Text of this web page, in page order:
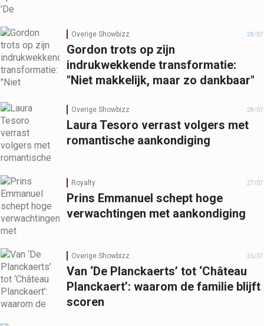
Overige Showbizz 28/07
Gordon trots op zijn
indrukwekkende transformatie:
"Niet makkelijk, maar zo dankbaar"
Overige Showbizz 28/07
Laura Tesoro verrast volgers met
romantische aankondiging
Royalty 27/07
Prins Emmanuel schept hoge
verwachtingen met aankondiging
Overige Showbizz 26/07
Van ‘De Planckaerts’ tot ‘Château
Planckaert’: waarom de familie blijft
scoren